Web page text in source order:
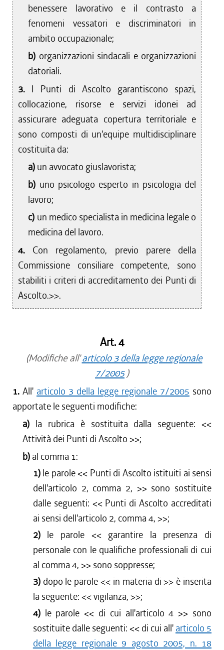
benessere lavorativo e il contrasto a
fenomeni vessatori e discriminatori in
ambito occupazionale;
b) organizzazioni sindacali e organizzazioni
datoriali.
3. I Punti di Ascolto garantiscono spazi,
collocazione, risorse e servizi idonei ad
assicurare adeguata copertura territoriale e
sono composti di un'equipe multidisciplinare
costituita da:
a) un avvocato giuslavorista;
b) uno psicologo esperto in psicologia del
lavoro;
c) un medico specialista in medicina legale o
medicina del lavoro.
4. Con regolamento, previo parere della
Commissione consiliare competente, sono
stabiliti i criteri di accreditamento dei Punti di
Ascolto.>>.
Art. 4
(Modifiche all'articolo 3 della legge regionale
7/2005)
1. All' articolo 3 della legge regionale 7/2005 sono
apportate le seguenti modifiche:
a) la rubrica è sostituita dalla seguente: <<
Attività dei Punti di Ascolto >>;
b) al comma 1:
1) le parole << Punti di Ascolto istituiti ai sensi
dell'articolo 2, comma 2, >> sono sostituite
dalle seguenti: << Punti di Ascolto accreditati
ai sensi dell'articolo 2, comma 4, >>;
2) le parole << garantire la presenza di
personale con le qualifiche professionali di cui
al comma 4, >> sono soppresse;
3) dopo le parole << in materia di >> è inserita
la seguente: <<vigilanza, >>;
4) le parole << di cui all'articolo 4 >> sono
sostituite dalle seguenti: << di cui all' articolo 5
della legge regionale 9 agosto 2005, n. 18